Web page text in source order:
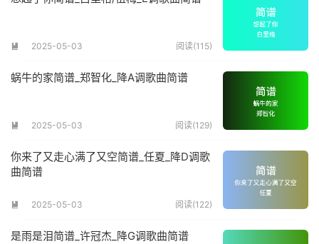
 2025-05-03 阅读(115)
蜗牛的家简谱_郑智化_降A调歌曲简谱
 2025-05-03 阅读(129)
你来了又走心满了又空简谱_任夏_降D调歌
曲简谱
 2025-05-03 阅读(122)
是雨是泪简谱_许冠杰_降G调歌曲简谱